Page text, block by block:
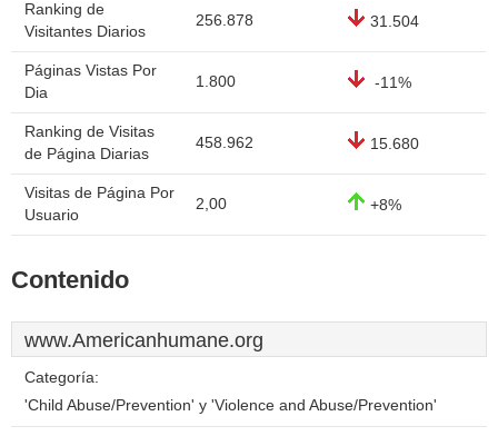
Ranking de
Visitantes Diarios
256.878 31.504
Páginas Vistas Por
Dia
1.800 -11%
Ranking de Visitas
de Página Diarias
458.962 15.680
Visitas de Página Por
Usuario
2,00 +8%
Contenido
www.Americanhumane.org
Categoría:
'Child Abuse/Prevention' y 'Violence and Abuse/Prevention'